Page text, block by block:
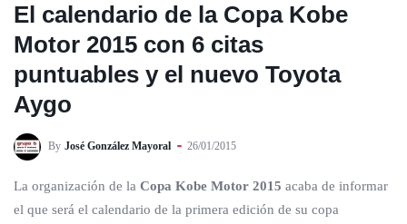
El calendario de la Copa Kobe
Motor 2015 con 6 citas
puntuables y el nuevo Toyota
Aygo
By José González Mayoral 26/01/2015
La organización de la Copa Kobe Motor 2015 acaba de informar
el que será el calendario de la primera edición de su copa